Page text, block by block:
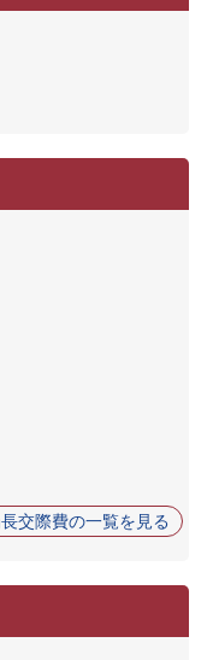
交際費の一覧を見る